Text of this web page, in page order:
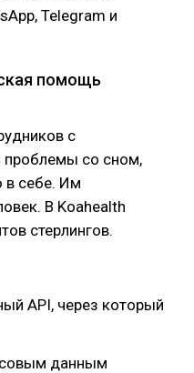
Telegram и
помощь
с
проблемы со сном,
в себе. Им
В Koahealth
стерлингов.
API, через который
данным